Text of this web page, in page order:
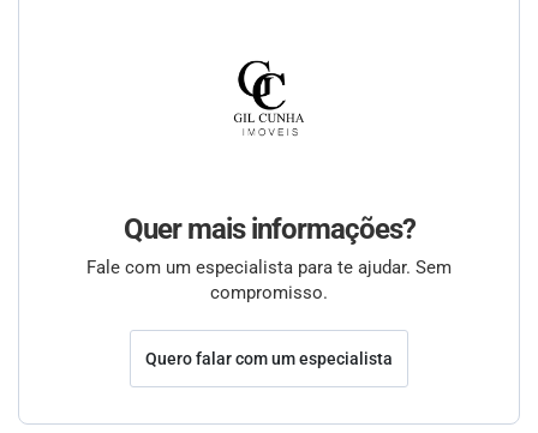
Quer mais informações?
Fale com um especialista para te ajudar. Sem
compromisso.
Quero falar com um especialista